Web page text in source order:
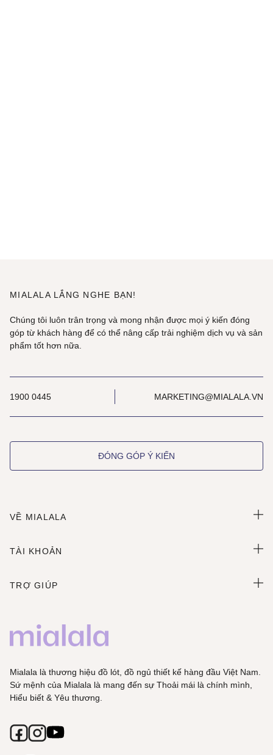
MIALALA LẮNG NGHE BẠN!
Chúng tôi luôn trân trọng và mong nhận được mọi ý kiến đóng
góp từ khách hàng để có thể nâng cấp trải nghiệm dịch vụ và sản
phẩm tốt hơn nữa.
1900 0445 MARKETING@MIALALA.VN
ĐÓNG GÓP Ý KIẾN
VỀ MIALALA
TÀI KHOẢN
TRỢ GIÚP
Mialala là thương hiệu đồ lót, đồ ngủ thiết kế hàng đầu Việt Nam.
Sứ mệnh của Mialala là mang đến sự Thoải mái là chính mình,
Hiểu biết & Yêu thương.